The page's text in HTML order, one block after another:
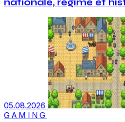
nationale, régime et
05.08.2026
GAMING